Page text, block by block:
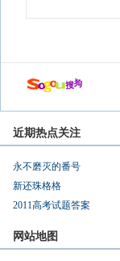
近期热点关注
永不磨灭的番号
新还珠格格
2011高考试题答案
网站地图